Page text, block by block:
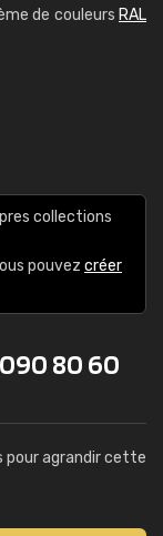
de couleurs RAL
collections
pouvez créer
80 60
pour agrandir cette